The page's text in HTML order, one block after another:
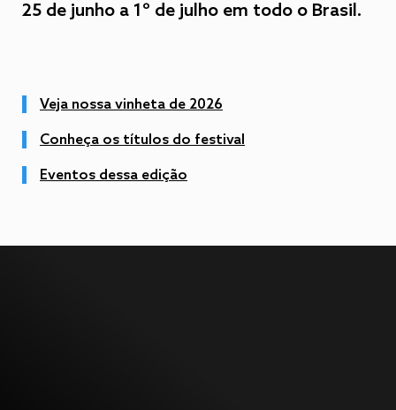
25 de junho a 1º de julho em todo o Brasil.
Veja nossa vinheta de 2026
Conheça os títulos do festival
Eventos dessa edição